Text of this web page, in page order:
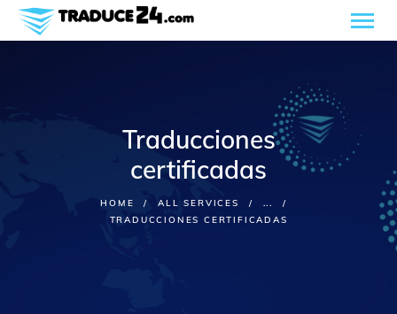
Traducciones
certificadas
HOME ALL SERVICES
...
TRADUCCIONES CERTIFICADAS
Industrias